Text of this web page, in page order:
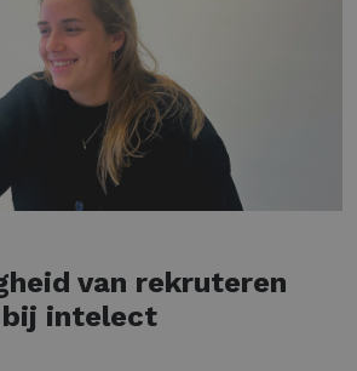
van rekruteren
bij intelect